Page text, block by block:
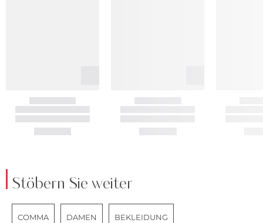
Stöbern Sie weiter
COMMA DAMEN BEKLEIDUNG